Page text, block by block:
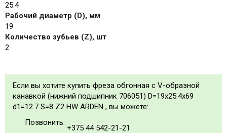
25.4
Рабочий диаметр (D), мм
19
Количество зубьев (Z), шт
2
Если вы хотите купить фреза обгонная с V-образной
канавкой (нижний подшипник 706051) D=19x25.4x69
d1=12.7 S=8 Z2 HW ARDEN , вы можете:
Позвонить:
+375 44 542-21-21